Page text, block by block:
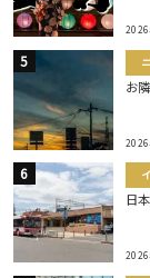
2026
お
2026
日
2026